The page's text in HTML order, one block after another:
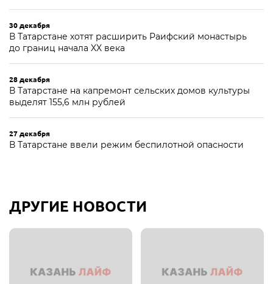
30 декабря
В Татарстане хотят расширить Раифский монастырь
до границ начала XX века
28 декабря
В Татарстане на капремонт сельских домов культуры
выделят 155,6 млн рублей
27 декабря
В Татарстане ввели режим беспилотной опасности
ДРУГИЕ НОВОСТИ